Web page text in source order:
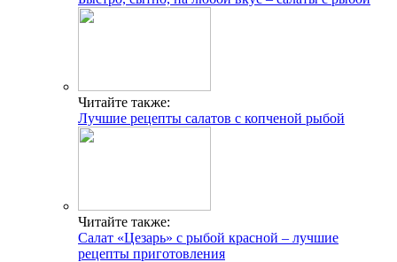
Читайте также:
Лучшие рецепты салатов с копченой рыбой
Читайте также:
Салат «Цезарь» с рыбой красной – лучшие
рецепты приготовления